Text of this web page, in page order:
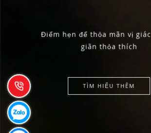
Điểm hẹn để thỏa mãn vị
giãn thỏa thích
TÌM HIỂU THÊM